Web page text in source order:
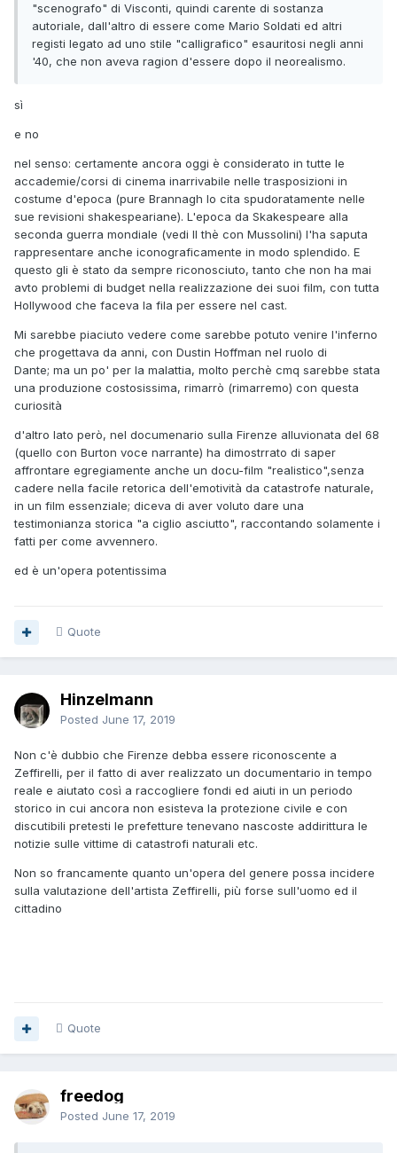
"scenografo" di Visconti, quindi carente di sostanza
autoriale, dall'altro di essere come Mario Soldati ed altri
registi legato ad uno stile "calligrafico" esauritosi negli anni
'40, che non aveva ragion d'essere dopo il neorealismo.
sì
e no
nel senso: certamente ancora oggi è considerato in tutte le
accademie/corsi di cinema inarrivabile nelle trasposizioni in
costume d'epoca (pure Brannagh lo cita spudoratamente nelle
sue revisioni shakespeariane). L'epoca da Skakespeare alla
seconda guerra mondiale (vedi Il thè con Mussolini) l'ha saputa
rappresentare anche iconograficamente in modo splendido. E
questo gli è stato da sempre riconosciuto, tanto che non ha mai
avto problemi di budget nella realizzazione dei suoi film, con tutta
Hollywood che faceva la fila per essere nel cast.
Mi sarebbe piaciuto vedere come sarebbe potuto venire l'inferno
che progettava da anni, con Dustin Hoffman nel ruolo di
Dante; ma un po' per la malattia, molto perchè cmq sarebbe stata
una produzione costosissima, rimarrò (rimarremo) con questa
curiosità
d'altro lato però, nel documenario sulla Firenze alluvionata del 68
(quello con Burton voce narrante) ha dimostrrato di saper
affrontare egregiamente anche un docu-film "realistico",senza
cadere nella facile retorica dell'emotività da catastrofe naturale,
in un film essenziale; diceva di aver voluto dare una
testimonianza storica "a ciglio asciutto", raccontando solamente i
fatti per come avvennero.
ed è un'opera potentissima
Quote
Hinzelmann
Posted June 17, 2019
Non c'è dubbio che Firenze debba essere riconoscente a
Zeffirelli, per il fatto di aver realizzato un documentario in tempo
reale e aiutato così a raccogliere fondi ed aiuti in un periodo
storico in cui ancora non esisteva la protezione civile e con
discutibili pretesti le prefetture tenevano nascoste addirittura le
notizie sulle vittime di catastrofi naturali etc.
Non so francamente quanto un'opera del genere possa incidere
sulla valutazione dell'artista Zeffirelli, più forse sull'uomo ed il
cittadino
Quote
freedog
Posted June 17, 2019